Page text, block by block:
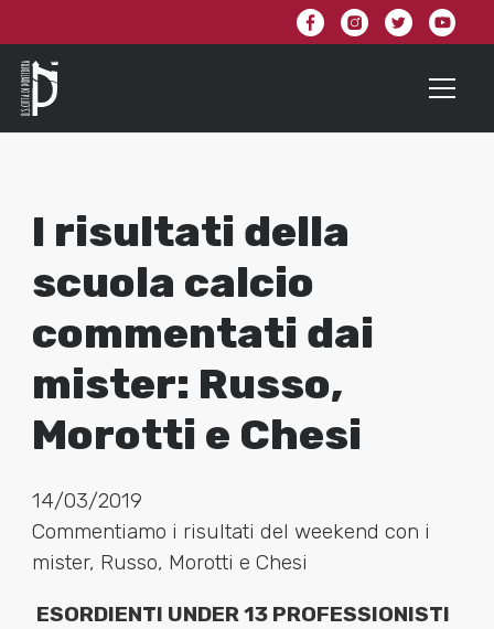
I risultati della
scuola calcio
commentati dai
mister: Russo,
Morotti e Chesi
14/03/2019
Commentiamo i risultati del weekend con i
mister, Russo, Morotti e Chesi
ESORDIENTI UNDER 13 PROFESSIONISTI